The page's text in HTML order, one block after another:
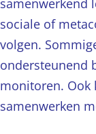
samenwerkend
sociale of
volgen.
ondersteunend
monitoren. Ook
samenwerken